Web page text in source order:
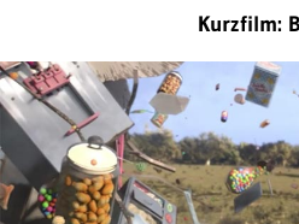
Kurzfilm: